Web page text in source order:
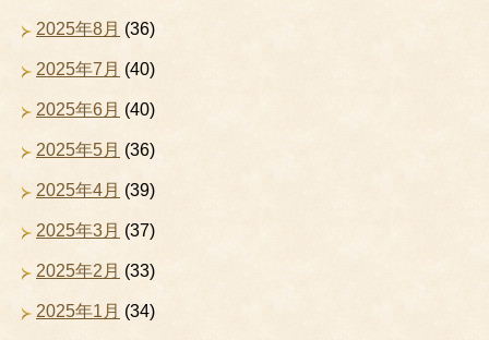
2025年8月 (36)
2025年7月 (40)
2025年6月 (40)
2025年5月 (36)
2025年4月 (39)
2025年3月 (37)
2025年2月 (33)
2025年1月 (34)